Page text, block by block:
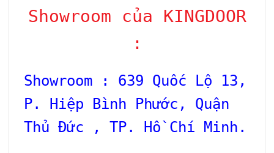
Showroom của KINGDOOR
:
Showroom : 639 Quốc Lộ 13,
P. Hiệp Bình Phước, Quận
Thủ Đức , TP. Hồ Chí Minh.